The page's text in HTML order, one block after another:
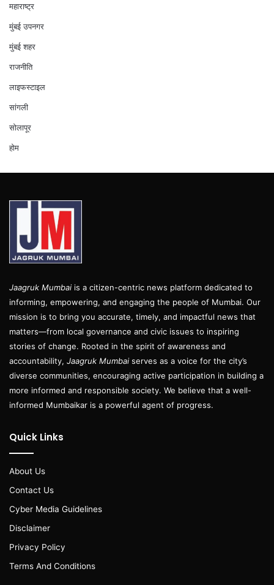
महाराष्ट्र
मुंबई उपनगर
मुंबई शहर
राजनीति
लाइफस्टाइल
सांगली
सोलापूर
होम
Jaagruk Mumbai is a citizen-centric news platform dedicated to
informing, empowering, and engaging the people of Mumbai. Our
mission is to bring you accurate, timely, and impactful news that
matters—from local governance and civic issues to inspiring
stories of change. Rooted in the spirit of awareness and
accountability, Jaagruk Mumbai serves as a voice for the city’s
diverse communities, encouraging active participation in building a
more informed and responsible society. We believe that a well-
informed Mumbaikar is a powerful agent of progress.
Quick Links
About Us
Contact Us
Cyber Media Guidelines
Disclaimer
Privacy Policy
Terms And Conditions